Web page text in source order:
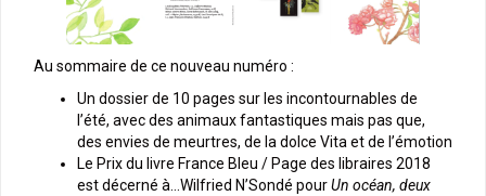
Au sommaire de ce nouveau numéro :
Un dossier de 10 pages sur les incontournables de
l’été, avec des animaux fantastiques mais pas que,
des envies de meurtres, de la dolce Vita et de l’émotion
Le Prix du livre France Bleu / Page des libraires 2018
est décerné à…Wilfried N’Sondé pourUn océan, deux